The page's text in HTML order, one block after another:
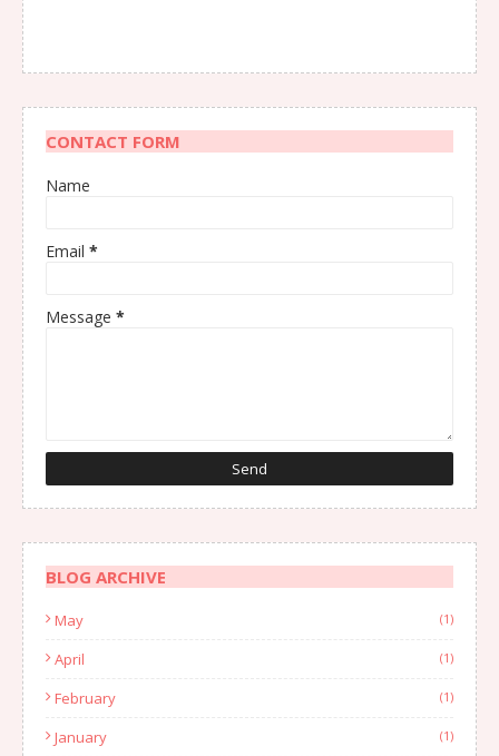
CONTACT FORM
Name
Email *
Message *
BLOG ARCHIVE
May (1)
April (1)
February (1)
January (1)